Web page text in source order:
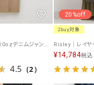
Hymn LIPA｜10ozデニムジャンスカ [[WON5250]][F]
4.5 （2）
20%off
2buy対象
¥14,784税込